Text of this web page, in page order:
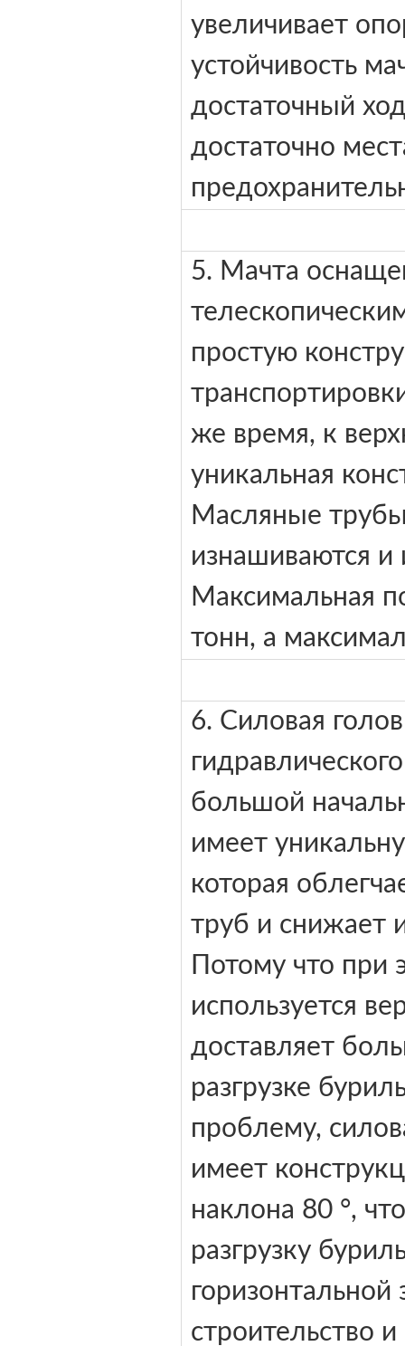
увеличивает
устойчивость
достаточный
достаточно
5. Мачта
простую
же время, к
уникальная
Масляные
изнашиваются
Максимальная
тонн, а
6. Силовая
большой
имеет
которая
труб и снижает
Потому что при
используется
доставляет
разгрузке
проблему,
имеет
наклона 80 °,
разгрузку
горизонтальной
строительство